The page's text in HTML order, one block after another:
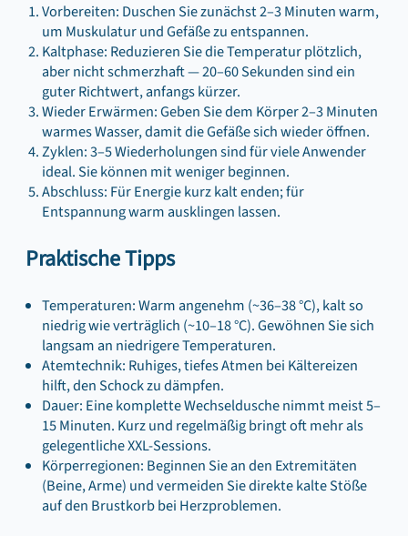
Vorbereiten: Duschen Sie zunächst 2–3 Minuten warm,
um Muskulatur und Gefäße zu entspannen.
Kaltphase: Reduzieren Sie die Temperatur plötzlich,
aber nicht schmerzhaft — 20–60 Sekunden sind ein
guter Richtwert, anfangs kürzer.
Wieder Erwärmen: Geben Sie dem Körper 2–3 Minuten
warmes Wasser, damit die Gefäße sich wieder öffnen.
Zyklen: 3–5 Wiederholungen sind für viele Anwender
ideal. Sie können mit weniger beginnen.
Abschluss: Für Energie kurz kalt enden; für
Entspannung warm ausklingen lassen.
Praktische Tipps
Temperaturen: Warm angenehm (~36–38 °C), kalt so
niedrig wie verträglich (~10–18 °C). Gewöhnen Sie sich
langsam an niedrigere Temperaturen.
Atemtechnik: Ruhiges, tiefes Atmen bei Kältereizen
hilft, den Schock zu dämpfen.
Dauer: Eine komplette Wechseldusche nimmt meist 5–
15 Minuten. Kurz und regelmäßig bringt oft mehr als
gelegentliche XXL-Sessions.
Körperregionen: Beginnen Sie an den Extremitäten
(Beine, Arme) und vermeiden Sie direkte kalte Stöße
auf den Brustkorb bei Herzproblemen.